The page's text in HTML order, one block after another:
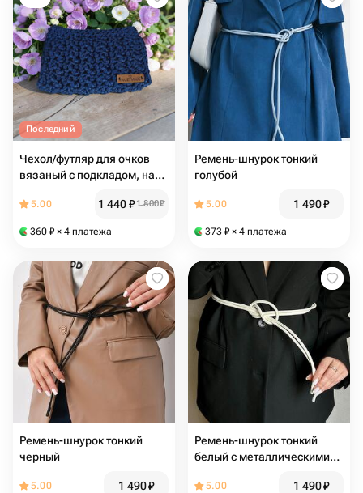
Последний
Чехол/футляр для очков
вязаный с подкладом, на
5.00 1 440₽1 800₽
360 ₽ × 4 платежа
Ремень-шнурок тонкий
голубой
5.00 1 490₽
373 ₽ × 4 платежа
Ремень-шнурок тонкий
черный
5.00 1 490₽
Ремень-шнурок тонкий
белый с металлическими
5.00 1 490₽